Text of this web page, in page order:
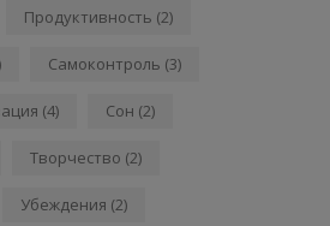
Продуктивность (2)
Самоконтроль (3)
(4) Сон (2)
Творчество (2)
Убеждения (2)